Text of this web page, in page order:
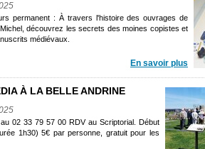
permanent : À travers l'histoire des ouvrages de
découvrez les secrets des moines copistes et
médiévaux.
En savoir plus
À LA BELLE ANDRINE
02 33 79 57 00 RDV au Scriptorial. Début
1h30) 5€ par personne, gratuit pour les